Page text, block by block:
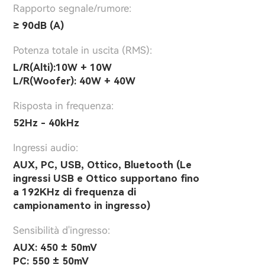
Rapporto segnale/rumore:
≥ 90dB (A)
Potenza totale in uscita (RMS):
L/R(Alti):10W + 10W
L/R(Woofer): 40W + 40W
Risposta in frequenza:
52Hz - 40kHz
Ingressi audio:
AUX, PC, USB, Ottico, Bluetooth (Le
ingressi USB e Ottico supportano fino
a 192KHz di frequenza di
campionamento in ingresso)
Sensibilità d'ingresso:
AUX: 450 ± 50mV
PC: 550 ± 50mV